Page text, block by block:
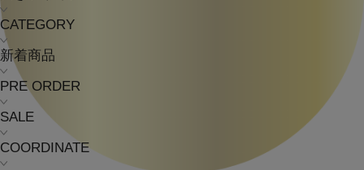
CATEGORY
新着商品
PRE ORDER
SALE
COORDINATE